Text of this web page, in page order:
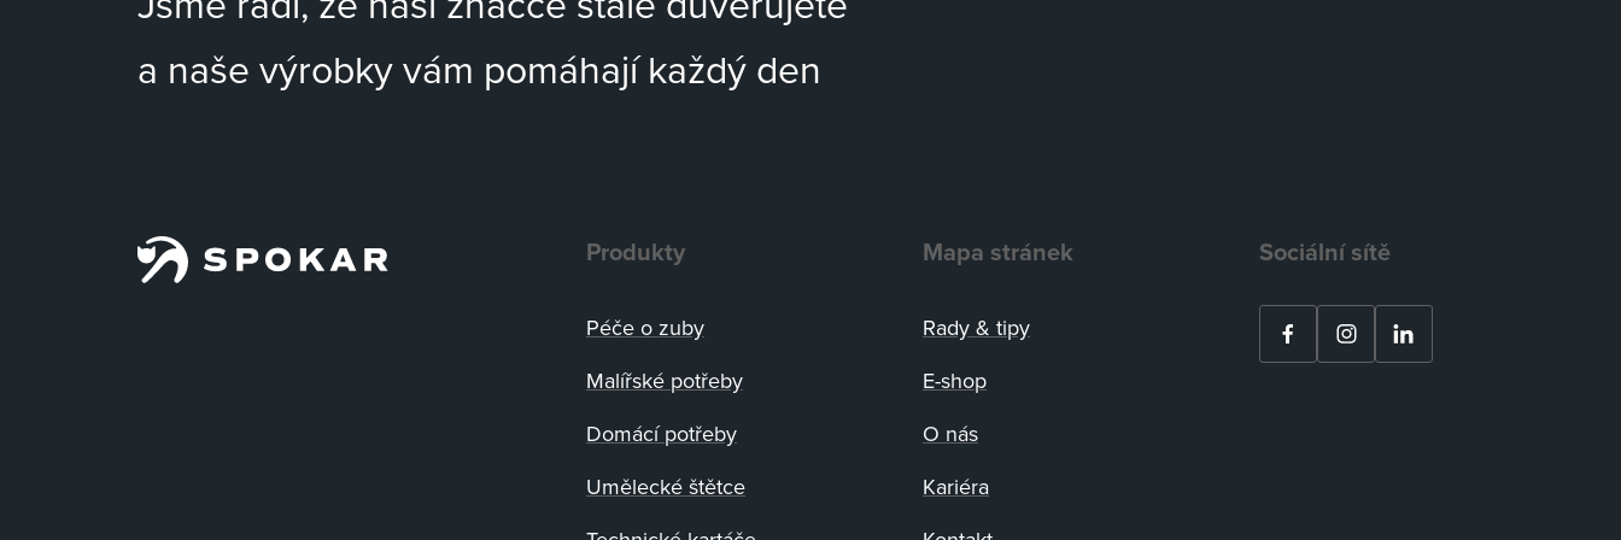
a naše výrobky vám pomáhají každý den
Produkty
Péče o zuby
Malířské potřeby
Domácí potřeby
Umělecké štětce
Mapa stránek
Rady & tipy
E-shop
O nás
Kariéra
Sociální sítě